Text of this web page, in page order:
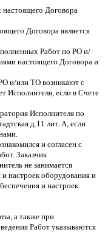
настоящего Договора
Договора является
Работ по РО и/
настоящего Договора и
и/или ТО возникают с
Исполнителя, если в Счете
Исполнителя по
д.11 лит. А, если
и согласен с
Заказчик
не занимается
настроек оборудования и
и настроек
а также при
Работ указываются